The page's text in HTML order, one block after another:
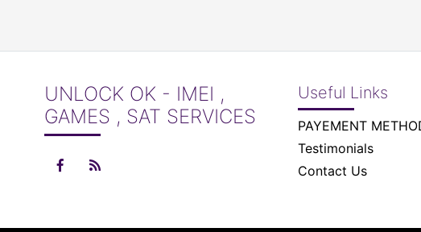
UNLOCK OK - IMEI ,
GAMES , SAT SERVICES
Useful Links
Testimonials
Contact Us